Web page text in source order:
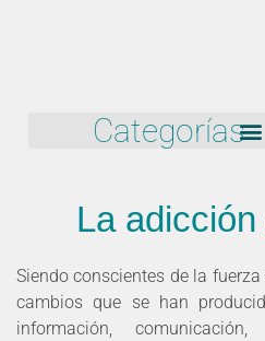
La
Siendo conscientes de la
cambios que se han
información,
Categorías